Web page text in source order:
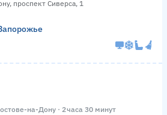
проспект Сиверса, 1
на-Дону · 2 часа 30 минут